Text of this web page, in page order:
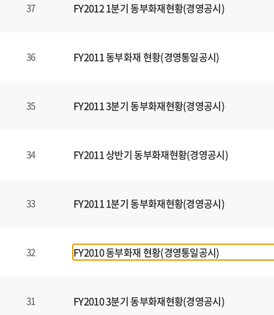
37 FY2012 1분기 동부화재현황(경영공시)
36 FY2011 동부화재 현황(경영통일공시)
35 FY2011 3분기 동부화재현황(경영공시)
34 FY2011 상반기 동부화재현황(경영공시)
33 FY2011 1분기 동부화재현황(경영공시)
32 FY2010 동부화재 현황(경영통일공시)
31 FY2010 3분기 동부화재현황(경영공시)